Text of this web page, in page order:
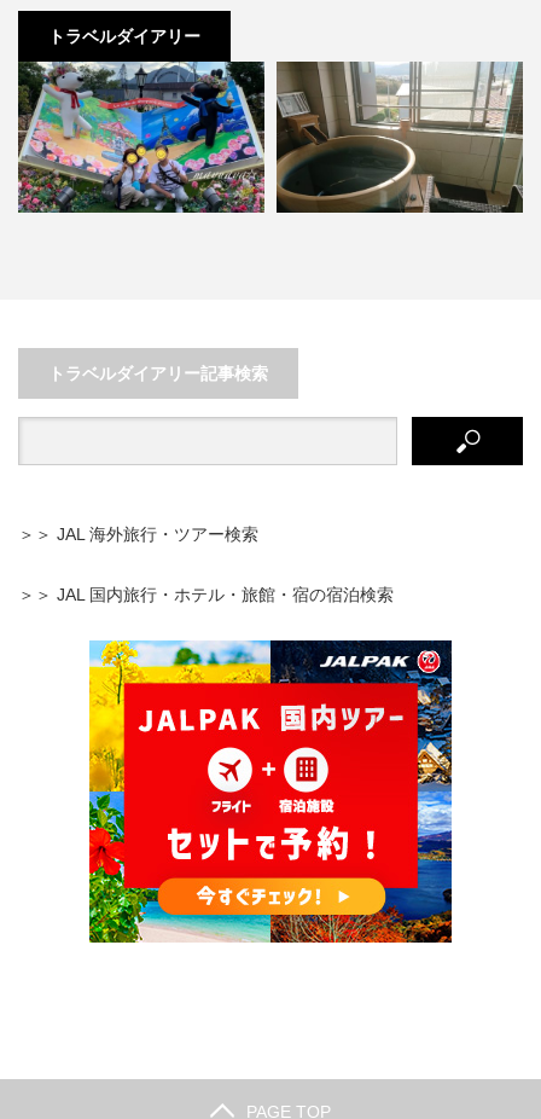
トラベルダイアリー
トラベルダイアリー記事検索
＞＞ JAL 海外旅行・ツアー検索
＞＞ JAL 国内旅行・ホテル・旅館・宿の宿泊検索
PAGE TOP